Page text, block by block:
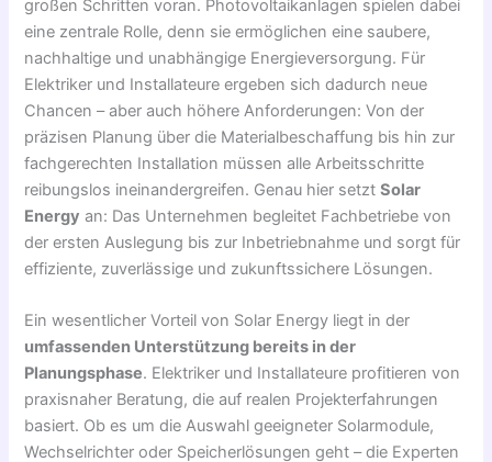
großen Schritten voran. Photovoltaikanlagen spielen dabei
eine zentrale Rolle, denn sie ermöglichen eine saubere,
nachhaltige und unabhängige Energieversorgung. Für
Elektriker und Installateure ergeben sich dadurch neue
Chancen – aber auch höhere Anforderungen: Von der
präzisen Planung über die Materialbeschaffung bis hin zur
fachgerechten Installation müssen alle Arbeitsschritte
reibungslos ineinandergreifen. Genau hier setztSolar
Energy an: Das Unternehmen begleitet Fachbetriebe von
der ersten Auslegung bis zur Inbetriebnahme und sorgt für
effiziente, zuverlässige und zukunftssichere Lösungen.
Ein wesentlicher Vorteil von Solar Energy liegt in der
umfassenden Unterstützung bereits in der
Planungsphase. Elektriker und Installateure profitieren von
praxisnaher Beratung, die auf realen Projekterfahrungen
basiert. Ob es um die Auswahl geeigneter Solarmodule,
Wechselrichter oder Speicherlösungen geht – die Experten